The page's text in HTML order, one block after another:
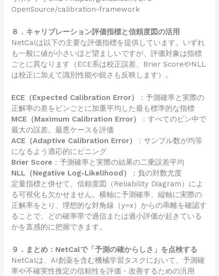
OpenSource/calibration-framework
８．キャリブレーション評価指標と信頼度図の活用
NetCalは以下の主要な評価指標を提供しています。いずれ
も一般に値が小さいほど望ましいですが、評価対象は指標
ごとに異なります（ECE系は校正誤差、Brier ScoreやNLL
は校正に加えて識別性能や鋭さも反映します）。
ECE（Expected Calibration Error）
：予測確率と実際の
正解率の差をビンごとに加重平均した最も標準的な指標
MCE（Maximum Calibration Error）
：すべてのビン中で
最大の誤差。最悪ケースを評価
ACE（Adaptive Calibration Error）
：サンプル数が均等
になるよう適応的にビニング
Brier Score ：予測確率と実際の結果の二乗誤差平均
NLL（Negative Log-Likelihood）
：負の対数尤度
定量指標と併せて、信頼度図（Reliability Diagram）によ
る可視化も欠かせません。横軸に予測確率、縦軸に実際の
正解率をとり、理想的な対角線（y=x）からの乖離を確認す
ることで、どの確率帯で過信または過小評価が起きている
かを直感的に把握できます。
９．まとめ：NetCalで「予測の確からしさ」を点検する
NetCalは、AI創薬を含む機械学習タスクにおいて、予測確
率や不確実性推定の信頼性を評価・改善するための汎用